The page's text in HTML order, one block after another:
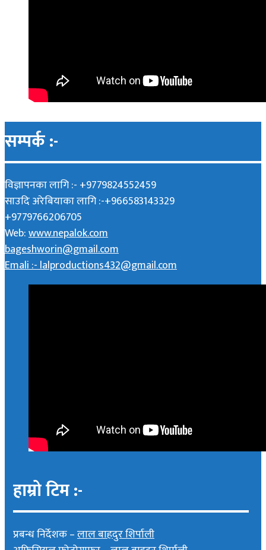
सम्पर्क :-
विज्ञापनका लागि :- +9779824552459
साउदि अरेबियाका लागि :-+966583143329
+9779766206705
Web:www.nepalok.com
bageshworin@gmail.com
Emali :- lalproductions432@gmail.com
हाम्रो टिम :-
प्रबन्ध निर्देशक –लाल बाहदुर शिर्पाली